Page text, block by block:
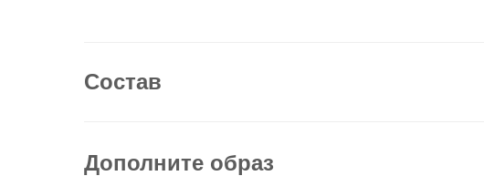
Состав
Дополните образ